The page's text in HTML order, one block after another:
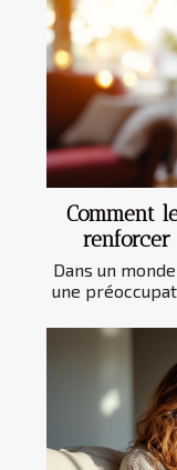
Comment
renforcer
Dans un
une